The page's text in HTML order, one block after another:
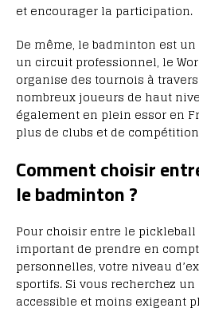
et encourager la participation.
De même, le badminton est
un circuit professionnel, le
organise des tournois à
nombreux joueurs de haut
également en plein essor en
plus de clubs et de
Comment choisir
le badminton ?
Pour choisir entre le
important de prendre en
personnelles, votre niveau
sportifs. Si vous recherchez
accessible et moins exigeant